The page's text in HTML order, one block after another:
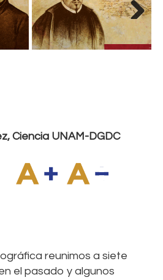
Next
Ciencia UNAM-DGDC
reunimos a siete
el pasado y algunos